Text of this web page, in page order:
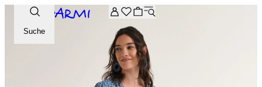
Zusätzliche -20 % Rabatt auf die Archive-Auswahl. Geben Sie
Suche